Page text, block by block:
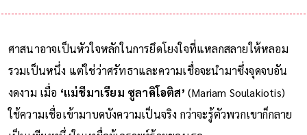
ศาสนาอาจเป็นหัวใจหลักในการยึดโยงใจที่แหลกสลายให้หลอม
รวมเป็นหนึ่ง แต่ใช่ว่าศรัทธาและความเชื่อจะนำมาซึ่งจุดจบอัน
งดงาม เมื่อ ‘แม่ชีมาเรียม ซูลาคิโอติส’ (Mariam Soulakiotis)
ใช้ความเชื่อเข้ามาบดบังความเป็นจริง กว่าจะรู้ตัวพวกเขาก็กลาย